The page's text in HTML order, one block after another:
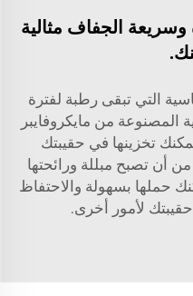
الجفاف مثالية
التي تبقى رطبة لفترة
المصنوعة من مايكروفايبر
تخزينها في حقيبتك
أن تصبح مبللة ورائحتها
حملها بسهولة والاحتفاظ
لأمور أخرى.